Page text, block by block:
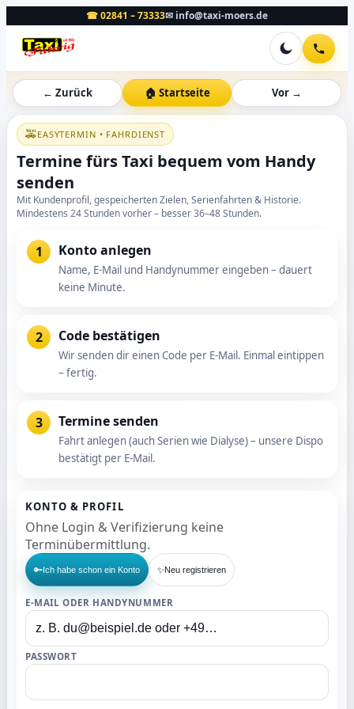
☎ 02841 – 73333✉ info@taxi-moers.de
← Zurück 🏠 Startseite Vor →
🚕EASYTERMIN • FAHRDIENST
Termine fürs Taxi bequem vom Handy
senden
Mit Kundenprofil, gespeicherten Zielen, Serienfahrten & Historie.
Mindestens 24 Stunden vorher – besser 36–48 Stunden.
1 Konto anlegen
Name, E-Mail und Handynummer eingeben – dauert
keine Minute.
2 Code bestätigen
Wir senden dir einen Code per E-Mail. Einmal eintippen
– fertig.
3 Termine senden
Fahrt anlegen (auch Serien wie Dialyse) – unsere Dispo
bestätigt per E-Mail.
KONTO & PROFIL
Ohne Login & Verifizierung keine
Terminübermittlung.
🔑Ich habe schon ein Konto ✨Neu registrieren
E-MAILODER HANDYNUMMER
PASSWORT